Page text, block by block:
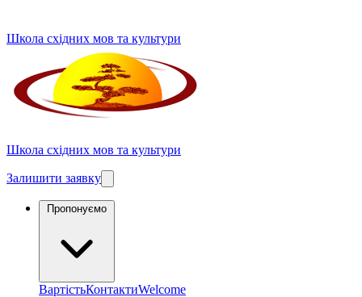
Школа східних мов та культури
Школа східних мов та культури
Залишити заявку
ВартістьКонтактиWelcome